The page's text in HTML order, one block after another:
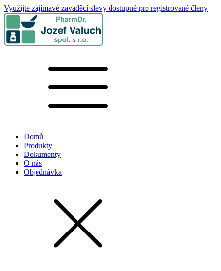
Využijte zajímavé zaváděcí slevy dostupné pro registrované členy
Domů
Produkty
Dokumenty
O nás
Objednávka